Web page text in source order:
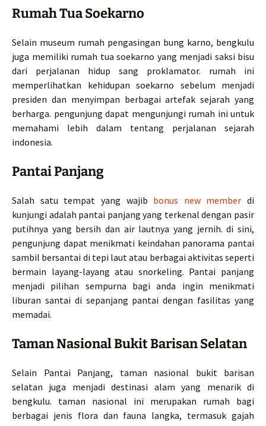
Rumah Tua Soekarno
Selain museum rumah pengasingan bung karno, bengkulu
juga memiliki rumah tua soekarno yang menjadi saksi bisu
dari perjalanan hidup sang proklamator. rumah ini
memperlihatkan kehidupan soekarno sebelum menjadi
presiden dan menyimpan berbagai artefak sejarah yang
berharga. pengunjung dapat mengunjungi rumah ini untuk
memahami lebih dalam tentang perjalanan sejarah
indonesia.
Pantai Panjang
Salah satu tempat yang wajib bonus new member di
kunjungi adalah pantai panjang yang terkenal dengan pasir
putihnya yang bersih dan air lautnya yang jernih. di sini,
pengunjung dapat menikmati keindahan panorama pantai
sambil bersantai di tepi laut atau berbagai aktivitas seperti
bermain layang-layang atau snorkeling. Pantai panjang
menjadi pilihan sempurna bagi anda ingin menikmati
liburan santai di sepanjang pantai dengan fasilitas yang
memadai.
Taman Nasional Bukit Barisan Selatan
Selain Pantai Panjang, taman nasional bukit barisan
selatan juga menjadi destinasi alam yang menarik di
bengkulu. taman nasional ini merupakan rumah bagi
berbagai jenis flora dan fauna langka, termasuk gajah